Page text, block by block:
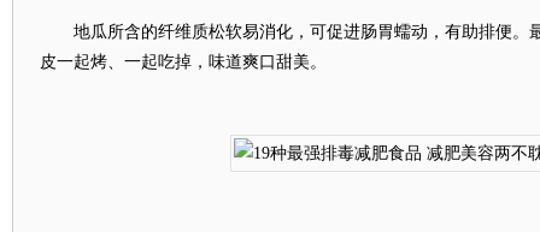
地瓜所含的纤维质松软易消化，可促进肠胃蠕动，有助排便。
皮一起烤、一起吃掉，味道爽口甜美。